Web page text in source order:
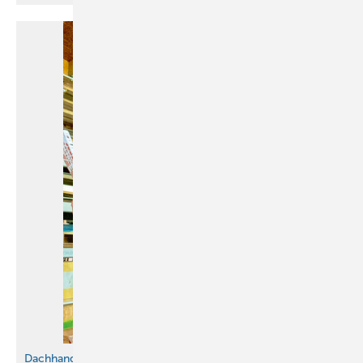
Dachhandwerk als Traumberuf